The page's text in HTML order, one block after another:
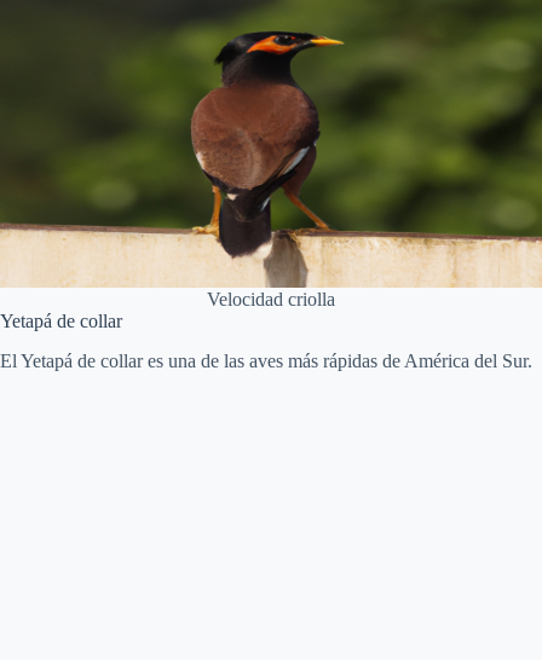
Velocidad criolla
Yetapá de collar
El Yetapá de collar es una de las aves más rápidas de América del Sur.